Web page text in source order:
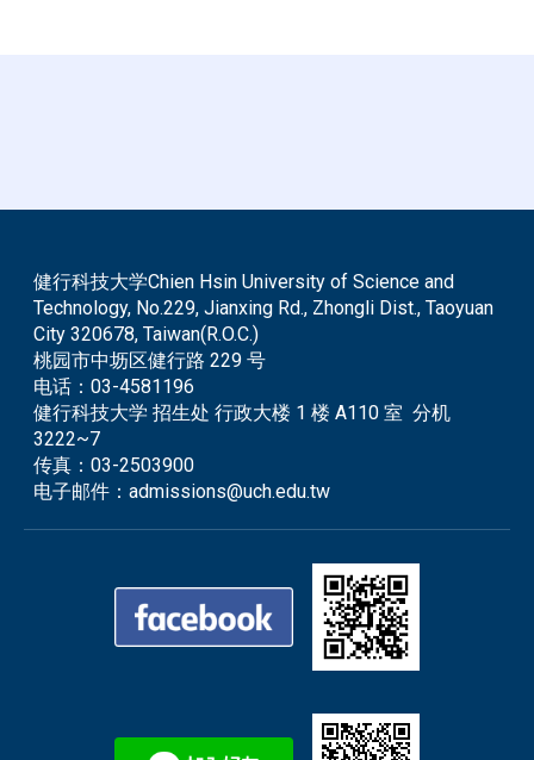
健行科技大学Chien Hsin University of Science and
Technology, No.229, Jianxing Rd., Zhongli Dist., Taoyuan
City 320678, Taiwan(R.O.C.)
桃园市中坜区健行路 229 号
电话：03-4581196
健行科技大学 招生处 行政大楼 1 楼 A110 室 分机
3222~7
传真：03-2503900
电子邮件：admissions@uch.edu.tw